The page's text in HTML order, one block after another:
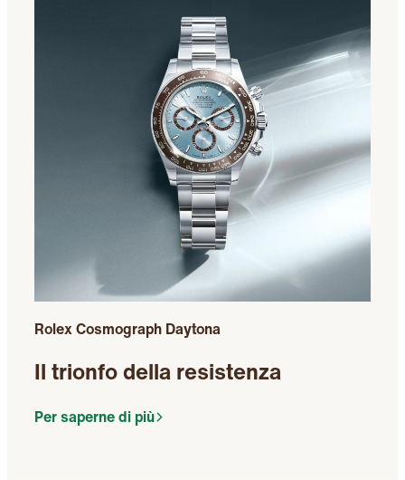
Rolex Cosmograph Daytona
Il trionfo della resistenza
Per saperne di più